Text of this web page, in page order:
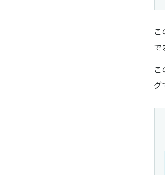
こ
で
こ
グ